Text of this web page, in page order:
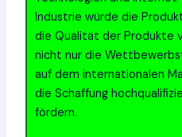
Industrie würde die
die Qualität der Produkte
nicht nur die
auf dem internationalen
die Schaffung
fördern.